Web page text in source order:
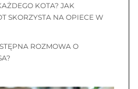
KOTA? JAK
SKORZYSTA NA OPIECE W
ROZMOWA O